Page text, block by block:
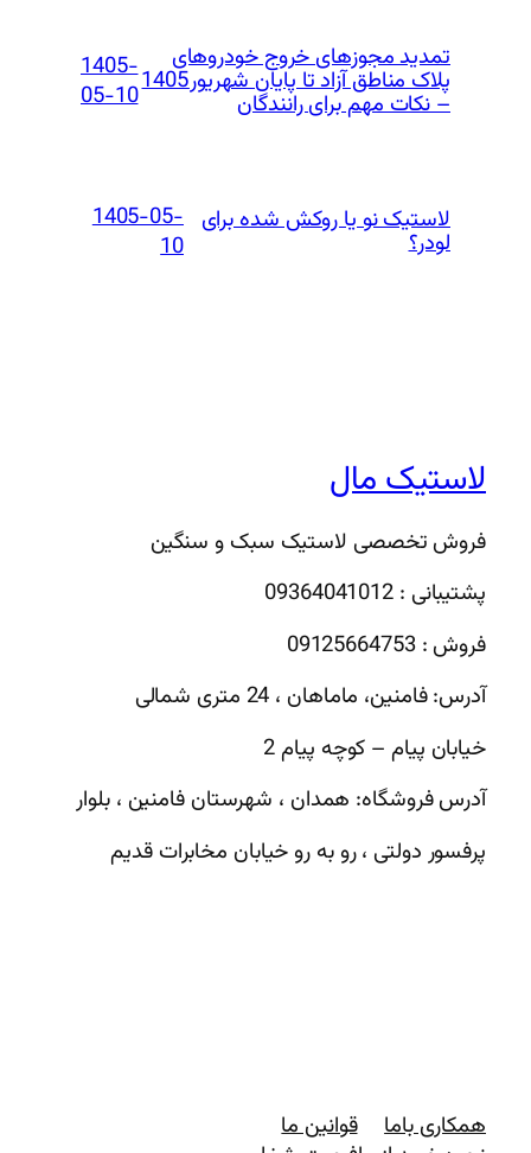
تمدید مجوزهای خروج خودروهای
پلاک مناطق آزاد تا پایان شهریور 1405
– نکات مهم برای رانندگان
1405-
05-10
لاستیک نو یا روکش شده برای
لودر؟
1405-05-
10
لاستیک مال
فروش تخصصی لاستیک سبک و سنگین
پشتیبانی : 09364041012
فروش : 09125664753
آدرس: فامنین، ماماهان ، 24 متری شمالی
خیابان پیام – کوچه پیام 2
آدرس فروشگاه: همدان ، شهرستان فامنین ، بلوار
پرفسور دولتی ، رو به رو خیابان مخابرات قدیم
همکاری باما
قوانین ما